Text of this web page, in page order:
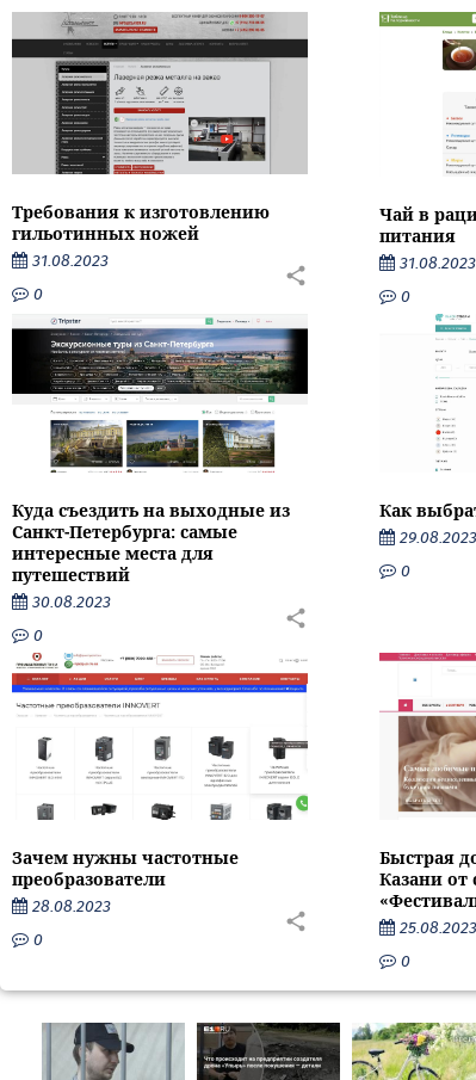
Требования к изготовлению
гильотинных ножей
31.08.2023
0
Чай в
питания
0
Куда съездить на выходные из
Санкт-Петербурга: самые
интересные места для
путешествий
30.08.2023
0
Как
0
Зачем нужны частотные
преобразователи
28.08.2023
0
Быстрая
Казани от
0